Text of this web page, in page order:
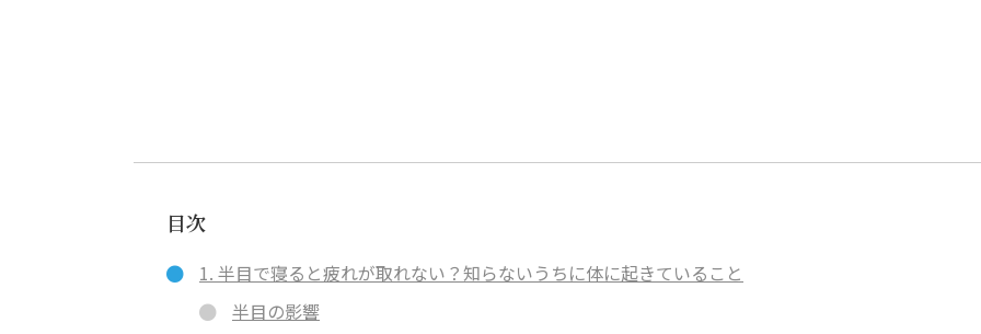
目次
1. 半目で寝ると疲れが取れない？知らないうちに体に起きていること
半目の影響